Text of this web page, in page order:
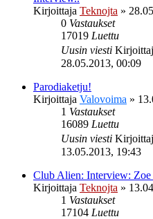
Kirjoittaja Teknojta »
0 Vastaukset
17019 Luettu
Uusin viesti
28.05.2013, 00:09
Parodiaketju!
Kirjoittaja Valovoima »
1 Vastaukset
16089 Luettu
Uusin viesti
13.05.2013, 19:43
Club Alien: Interview:
Kirjoittaja Teknojta »
1 Vastaukset
17104 Luettu